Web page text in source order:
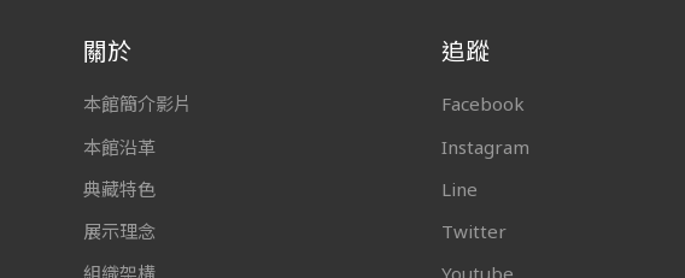
關於
本館簡介影片
本館沿革
典藏特色
展示理念
組織架構
追蹤
Facebook
Instagram
Line
Twitter
Youtube